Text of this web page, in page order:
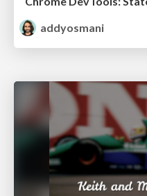
addyosmani